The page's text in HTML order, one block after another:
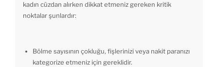
kadın cüzdan alırken dikkat etmeniz gereken kritik
noktalar şunlardır:
Bölme sayısının çokluğu, fişlerinizi veya nakit paranızı
kategorize etmeniz için gereklidir.